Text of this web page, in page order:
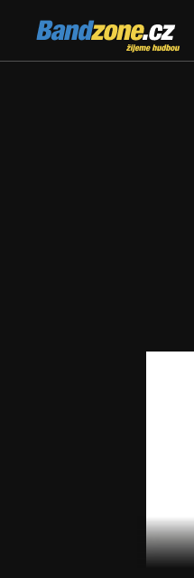
Bandzone.cz
žijeme hudbou